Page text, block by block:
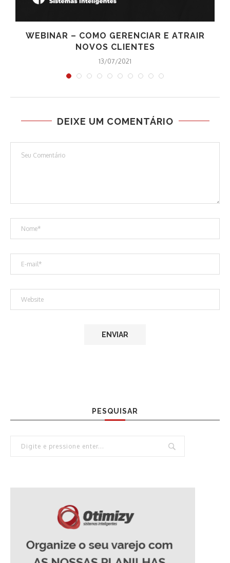
WEBINAR – COMO GERENCIAR E ATRAIR
NOVOS CLIENTES
13/07/2021
DEIXE UM COMENTÁRIO
PESQUISAR